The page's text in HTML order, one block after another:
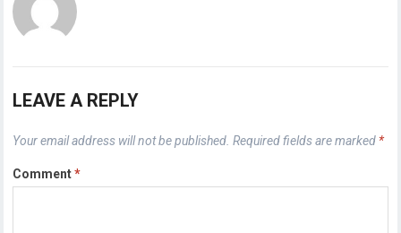
LEAVE A REPLY
Your email address will not be published. Required fields are marked *
Comment*